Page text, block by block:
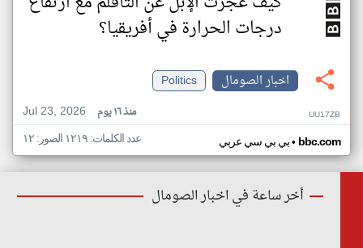
درجات الحرارة في أفريقيا؟
اخبار الصومال
Politics
Jul 23, 2026
منذ ١٦ يوم UU17ZB
بي بي سي عربي• bbc.com عدد الكلمات: ١٢١٩ الصور: ١٢
أخر ساعة في اخبار الصومال